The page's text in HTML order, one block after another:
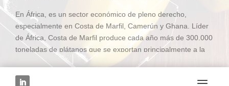
En África, es un sector económico de pleno derecho,
especialmente en Costa de Marfil, Camerún y Ghana. Líder
de África, Costa de Marfil produce cada año más de 300.000
toneladas de plátanos que se exportan principalmente a la
Unión Europea. Apreciados por su intensidad y su carne